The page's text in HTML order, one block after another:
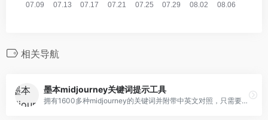
相关导航
墨本midjourney关键词提示工具
拥有1600多种midjourney的关键词并附带中英文对照，只需要点击关键词即可粘贴到discord生成相应图片，并支持Chat GPT生成midjourne